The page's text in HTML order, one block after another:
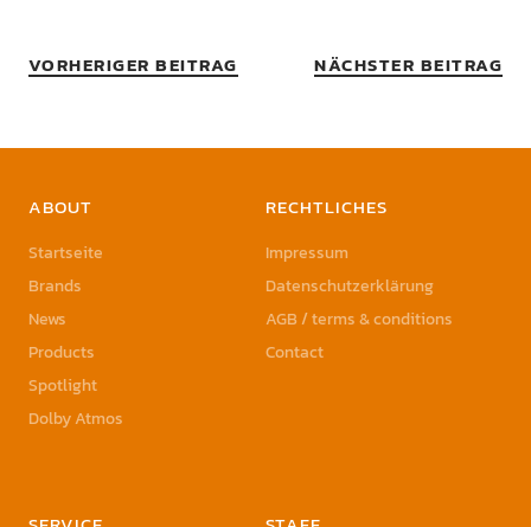
VORHERIGER BEITRAG NÄCHSTER BEITRAG
ABOUT
Startseite
Brands
News
Products
Spotlight
Dolby Atmos
RECHTLICHES
Impressum
Datenschutzerklärung
AGB / terms & conditions
Contact